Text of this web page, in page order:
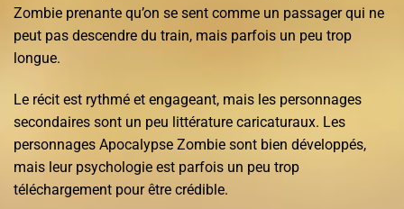
Zombie prenante qu’on se sent comme un passager qui ne
peut pas descendre du train, mais parfois un peu trop
longue.
Le récit est rythmé et engageant, mais les personnages
secondaires sont un peu littérature caricaturaux. Les
personnages Apocalypse Zombie sont bien développés,
mais leur psychologie est parfois un peu trop
téléchargement pour être crédible.